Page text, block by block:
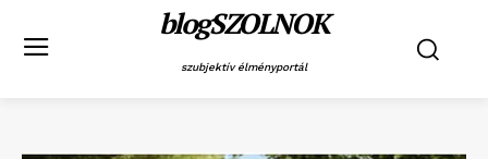
blogSZOLNOK
szubjektív élményportál